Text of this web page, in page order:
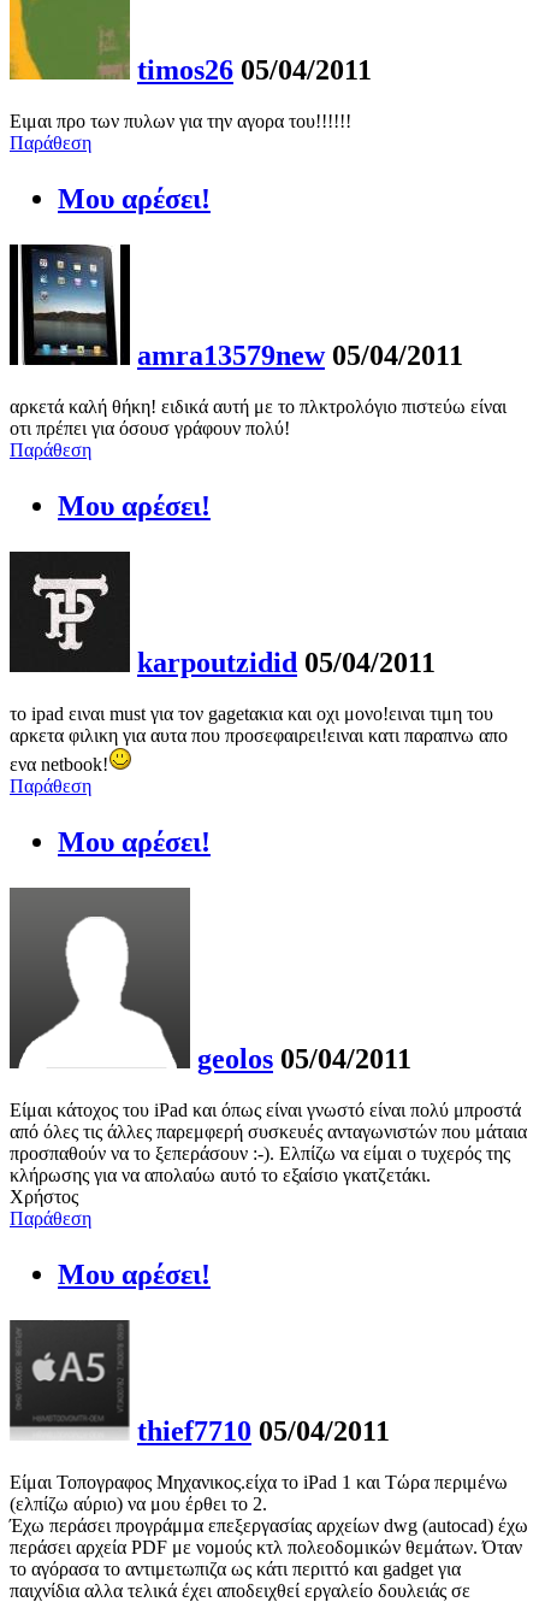
timos26 05/04/2011
Ειμαι προ των πυλων για την αγορα του!!!!!!
Παράθεση
Μου αρέσει!
amra13579new 05/04/2011
αρκετά καλή θήκη! ειδικά αυτή με το πλκτρολόγιο πιστεύω είναι
οτι πρέπει για όσουσ γράφουν πολύ!
Παράθεση
Μου αρέσει!
karpoutzidid 05/04/2011
το ipad ειναι must για τον gagetακια και οχι μονο!ειναι τιμη του
αρκετα φιλικη για αυτα που προσεφαιρει!ειναι κατι παραπνω απο
ενα netbook!
Παράθεση
Μου αρέσει!
geolos 05/04/2011
Είμαι κάτοχος του iPad και όπως είναι γνωστό είναι πολύ μπροστά
από όλες τις άλλες παρεμφερή συσκευές ανταγωνιστών που μάταια
προσπαθούν να το ξεπεράσουν :-). Ελπίζω να είμαι ο τυχερός της
κλήρωσης για να απολαύω αυτό το εξαίσιο γκατζετάκι.
Χρήστος
Παράθεση
Μου αρέσει!
thief7710 05/04/2011
Είμαι Τοπογραφος Μηχανικος.είχα το iPad 1 και Τώρα περιμένω
(ελπίζω αύριο) να μου έρθει το 2.
Έχω περάσει προγράμμα επεξεργασίας αρχείων dwg (autocad) έχω
περάσει αρχεία PDF με νομούς κτλ πολεοδομικών θεμάτων. Όταν
το αγόρασα το αντιμετωπιζα ως κάτι περιττό και gadget για
παιχνίδια αλλα τελικά έχει αποδειχθεί εργαλείο δουλειάς σε